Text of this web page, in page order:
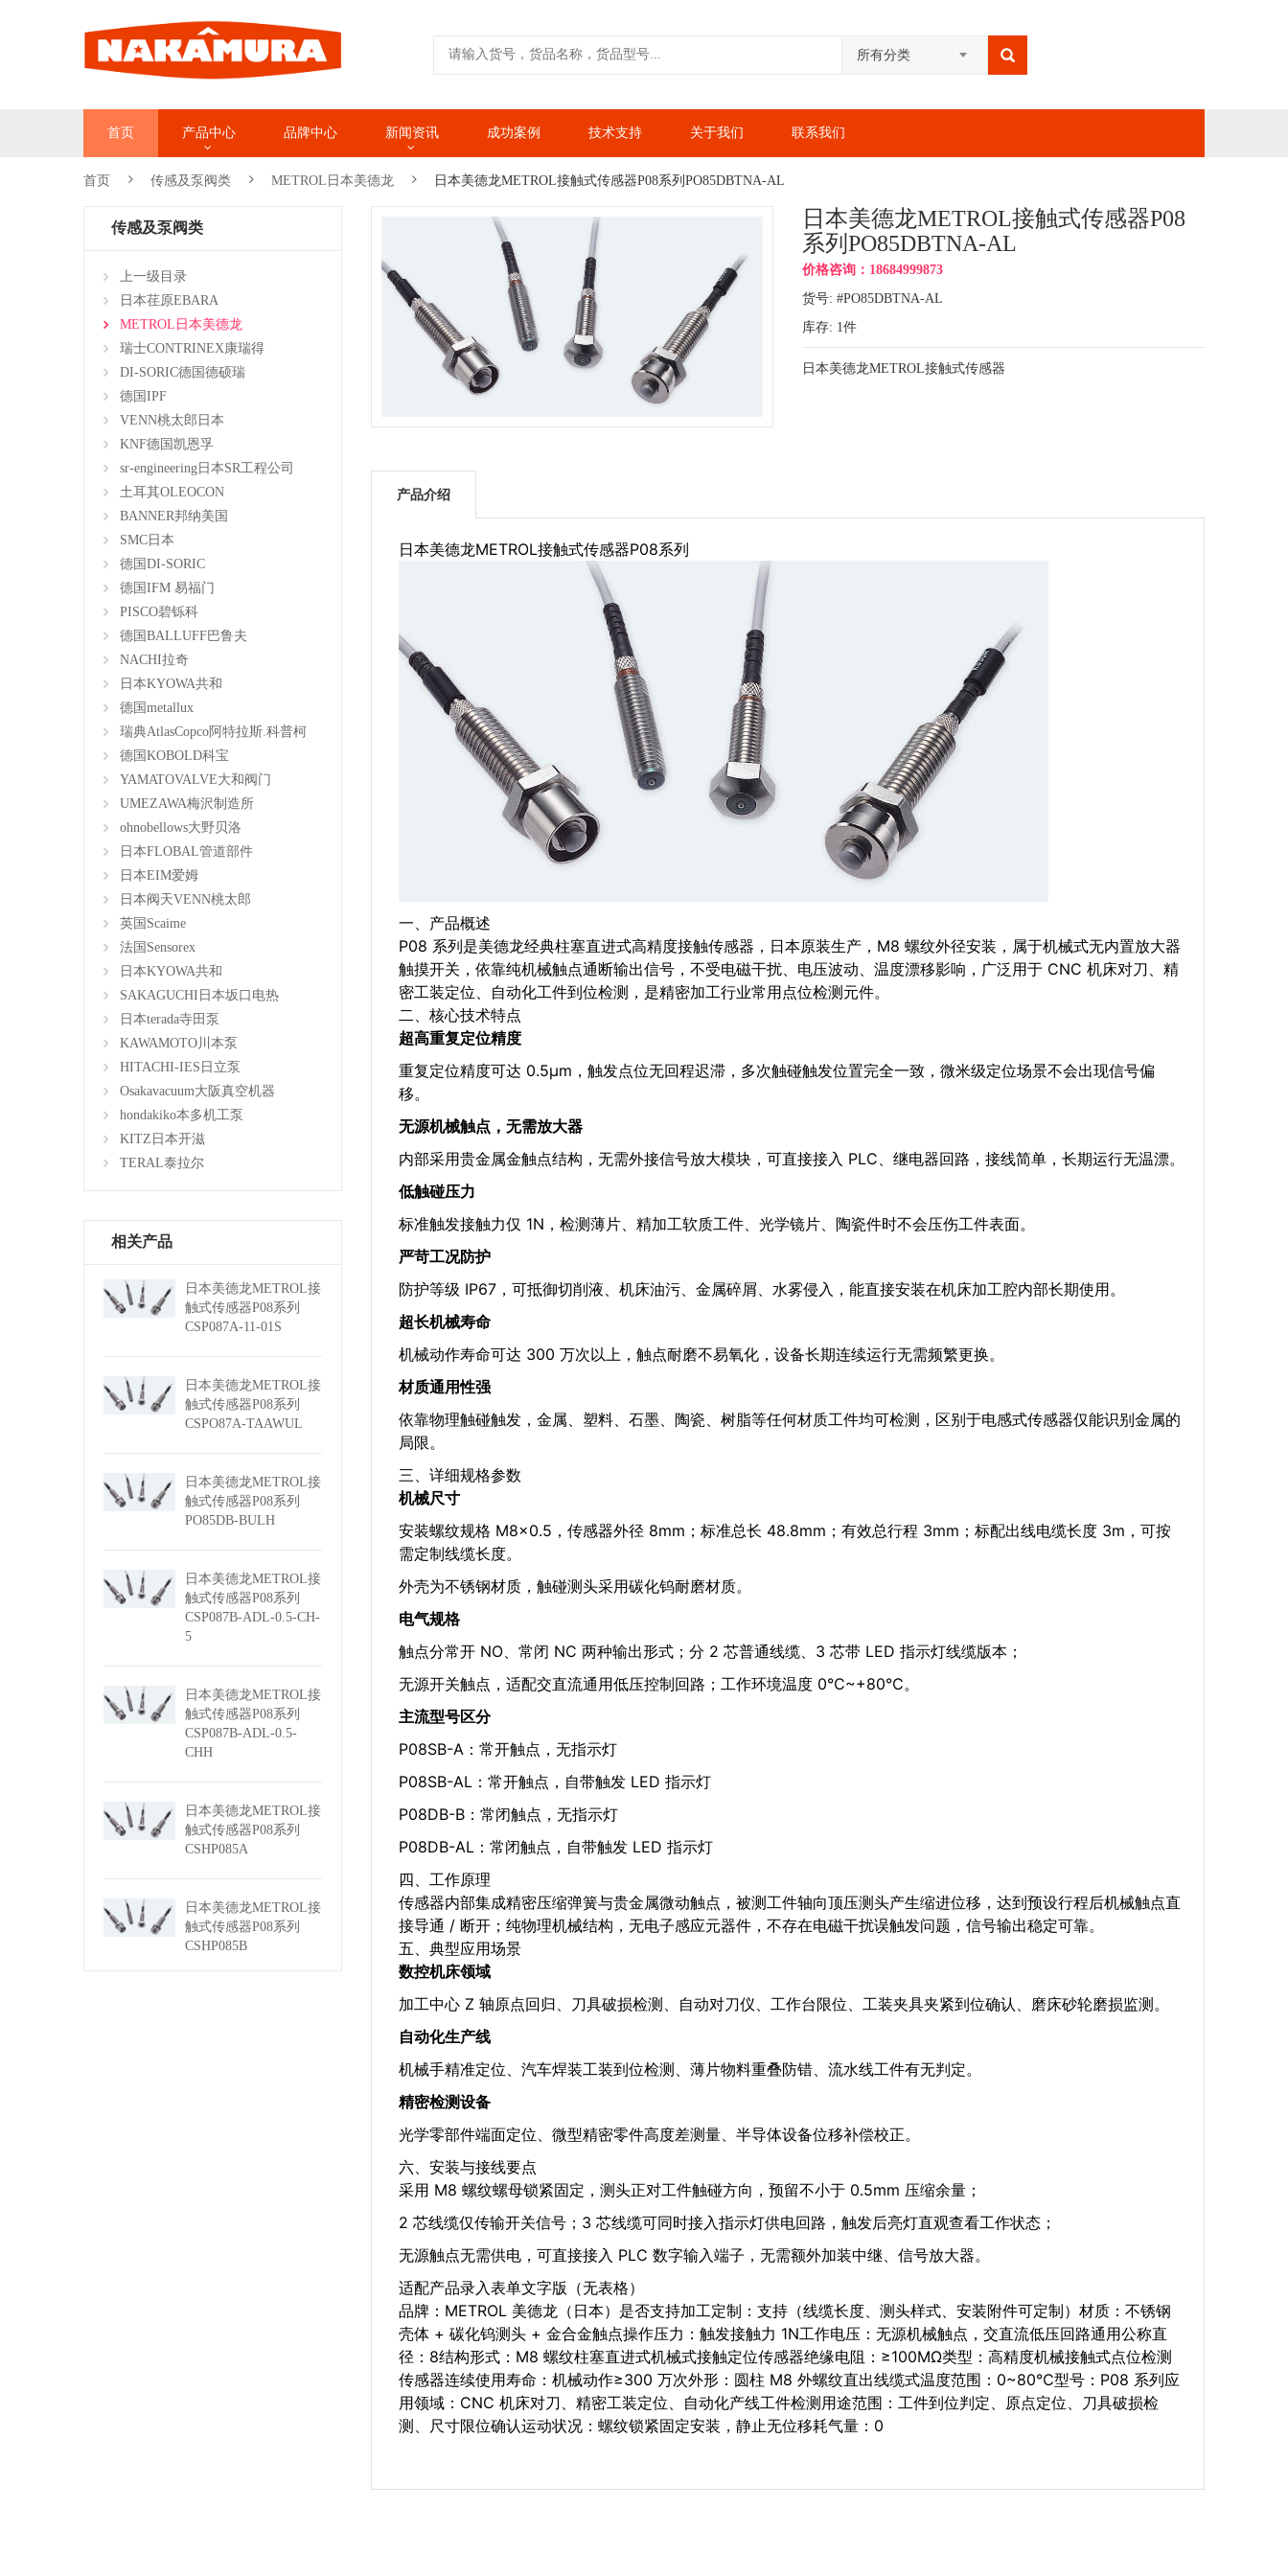
所有分类
首页 产品中心 品牌中心 新闻资讯 成功案例 技术支持 关于我们 联系我们
首页 传感及泵阀类 METROL日本美德龙 日本美德龙METROL接触式传感器P08系列PO85DBTNA-AL
传感及泵阀类
上一级目录
日本荏原EBARA
METROL日本美德龙
瑞士CONTRINEX康瑞得
DI-SORIC德国德硕瑞
德国IPF
VENN桃太郎日本
KNF德国凯恩孚
sr-engineering日本SR工程公司
土耳其OLEOCON
BANNER邦纳美国
SMC日本
德国DI-SORIC
德国IFM 易福门
PISCO碧铄科
德国BALLUFF巴鲁夫
NACHI拉奇
日本KYOWA共和
德国metallux
瑞典AtlasCopco阿特拉斯.科普柯
德国KOBOLD科宝
YAMATOVALVE大和阀门
UMEZAWA梅沢制造所
ohnobellows大野贝洛
日本FLOBAL管道部件
日本EIM爱姆
日本阀天VENN桃太郎
英国Scaime
法国Sensorex
日本KYOWA共和
SAKAGUCHI日本坂口电热
日本terada寺田泵
KAWAMOTO川本泵
HITACHI-IES日立泵
Osakavacuum大阪真空机器
hondakiko本多机工泵
KITZ日本开滋
TERAL泰拉尔
相关产品
日本美德龙METROL接
触式传感器P08系列
CSP087A-11-01S
日本美德龙METROL接
触式传感器P08系列
CSPO87A-TAAWUL
日本美德龙METROL接
触式传感器P08系列
PO85DB-BULH
日本美德龙METROL接
触式传感器P08系列
CSP087B-ADL-0.5-CH-
5
日本美德龙METROL接
触式传感器P08系列
CSP087B-ADL-0.5-
CHH
日本美德龙METROL接
触式传感器P08系列
CSHP085A
日本美德龙METROL接
触式传感器P08系列
CSHP085B
日本美德龙METROL接触式传感器P08
系列PO85DBTNA-AL
价格咨询：18684999873
货号: #PO85DBTNA-AL
库存: 1件
日本美德龙METROL接触式传感器
产品介绍
日本美德龙METROL接触式传感器P08系列
一、产品概述
P08 系列是美德龙经典柱塞直进式高精度接触传感器，日本原装生产，M8 螺纹外径安装，属于机械式无内置放大器
触摸开关，依靠纯机械触点通断输出信号，不受电磁干扰、电压波动、温度漂移影响，广泛用于 CNC 机床对刀、精
密工装定位、自动化工件到位检测，是精密加工行业常用点位检测元件。
二、核心技术特点
超高重复定位精度
重复定位精度可达 0.5μm，触发点位无回程迟滞，多次触碰触发位置完全一致，微米级定位场景不会出现信号偏
移。
无源机械触点，无需放大器
内部采用贵金属金触点结构，无需外接信号放大模块，可直接接入 PLC、继电器回路，接线简单，长期运行无温漂。
低触碰压力
标准触发接触力仅 1N，检测薄片、精加工软质工件、光学镜片、陶瓷件时不会压伤工件表面。
严苛工况防护
防护等级 IP67，可抵御切削液、机床油污、金属碎屑、水雾侵入，能直接安装在机床加工腔内部长期使用。
超长机械寿命
机械动作寿命可达 300 万次以上，触点耐磨不易氧化，设备长期连续运行无需频繁更换。
材质通用性强
依靠物理触碰触发，金属、塑料、石墨、陶瓷、树脂等任何材质工件均可检测，区别于电感式传感器仅能识别金属的
局限。
三、详细规格参数
机械尺寸
安装螺纹规格 M8×0.5，传感器外径 8mm；标准总长 48.8mm；有效总行程 3mm；标配出线电缆长度 3m，可按
需定制线缆长度。
外壳为不锈钢材质，触碰测头采用碳化钨耐磨材质。
电气规格
触点分常开 NO、常闭 NC 两种输出形式；分 2 芯普通线缆、3 芯带 LED 指示灯线缆版本；
无源开关触点，适配交直流通用低压控制回路；工作环境温度 0℃~+80℃。
主流型号区分
P08SB-A：常开触点，无指示灯
P08SB-AL：常开触点，自带触发 LED 指示灯
P08DB-B：常闭触点，无指示灯
P08DB-AL：常闭触点，自带触发 LED 指示灯
四、工作原理
传感器内部集成精密压缩弹簧与贵金属微动触点，被测工件轴向顶压测头产生缩进位移，达到预设行程后机械触点直
接导通 / 断开；纯物理机械结构，无电子感应元器件，不存在电磁干扰误触发问题，信号输出稳定可靠。
五、典型应用场景
数控机床领域
加工中心 Z 轴原点回归、刀具破损检测、自动对刀仪、工作台限位、工装夹具夹紧到位确认、磨床砂轮磨损监测。
自动化生产线
机械手精准定位、汽车焊装工装到位检测、薄片物料重叠防错、流水线工件有无判定。
精密检测设备
光学零部件端面定位、微型精密零件高度差测量、半导体设备位移补偿校正。
六、安装与接线要点
采用 M8 螺纹螺母锁紧固定，测头正对工件触碰方向，预留不小于 0.5mm 压缩余量；
2 芯线缆仅传输开关信号；3 芯线缆可同时接入指示灯供电回路，触发后亮灯直观查看工作状态；
无源触点无需供电，可直接接入 PLC 数字输入端子，无需额外加装中继、信号放大器。
适配产品录入表单文字版（无表格）
品牌：METROL 美德龙（日本）是否支持加工定制：支持（线缆长度、测头样式、安装附件可定制）材质：不锈钢
壳体 + 碳化钨测头 + 金合金触点操作压力：触发接触力 1N工作电压：无源机械触点，交直流低压回路通用公称直
径：8结构形式：M8 螺纹柱塞直进式机械式接触定位传感器绝缘电阻：≥100MΩ类型：高精度机械接触式点位检测
传感器连续使用寿命：机械动作≥300 万次外形：圆柱 M8 外螺纹直出线缆式温度范围：0~80℃型号：P08 系列应
用领域：CNC 机床对刀、精密工装定位、自动化产线工件检测用途范围：工件到位判定、原点定位、刀具破损检
测、尺寸限位确认运动状况：螺纹锁紧固定安装，静止无位移耗气量：0